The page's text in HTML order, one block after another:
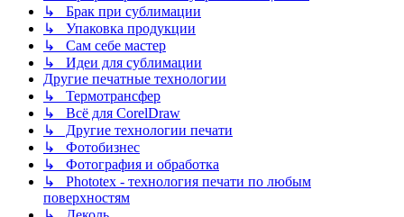
↳ Брак при сублимации
↳ Упаковка продукции
↳ Сам себе мастер
↳ Идеи для сублимации
Другие печатные технологии
↳ Термотрансфер
↳ Всё для CorelDraw
↳ Другие технологии печати
↳ Фотобизнес
↳ Фотография и обработка
↳ Phototex - технология печати по любым
поверхностям